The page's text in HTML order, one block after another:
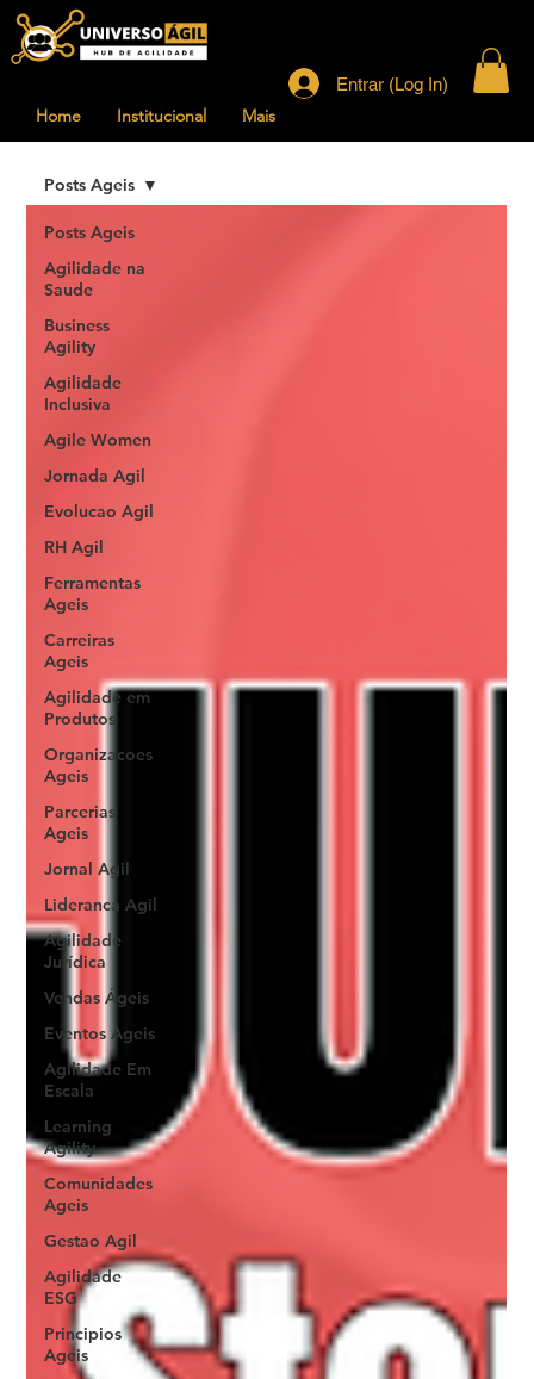
Home Institucional Mais
Entrar (Log In)
Posts Ageis
Agilidade na
Saude
Business
Agility
Agilidade
Inclusiva
Agile Women
Jornada Agil
Evolucao Agil
RH Agil
Ferramentas
Ageis
Carreiras
Ageis
Agilidade em
Produtos
Organizacoes
Ageis
Parcerias
Ageis
Jornal Agil
Lideranca Agil
Agilidade
Jurídica
Vendas Ágeis
Eventos Ageis
Agilidade Em
Escala
Learning
Agility
Comunidades
Ageis
Gestao Agil
Agilidade
ESG
Principios
Ageis
Posts Ageis